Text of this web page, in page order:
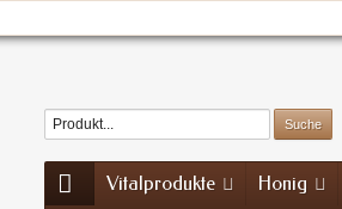
Vitalprodukte Honig